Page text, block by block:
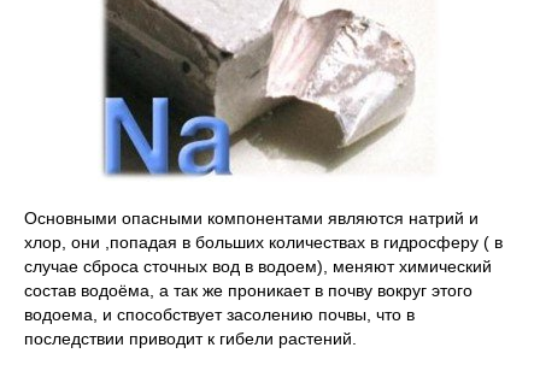
Основными опасными компонентами являются натрий и
хлор, они ,попадая в больших количествах в гидросферу ( в
случае сброса сточных вод в водоем), меняют химический
состав водоёма, а так же проникает в почву вокруг этого
водоема, и способствует засолению почвы, что в
последствии приводит к гибели растений.